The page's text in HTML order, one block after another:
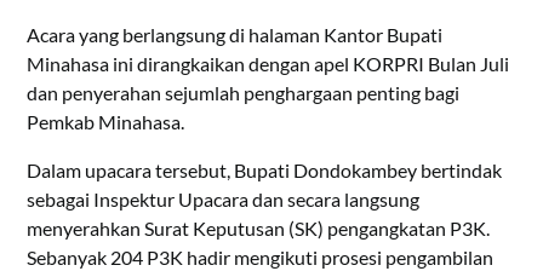
Acara yang berlangsung di halaman Kantor Bupati
Minahasa ini dirangkaikan dengan apel KORPRI Bulan Juli
dan penyerahan sejumlah penghargaan penting bagi
Pemkab Minahasa.
Dalam upacara tersebut, Bupati Dondokambey bertindak
sebagai Inspektur Upacara dan secara langsung
menyerahkan Surat Keputusan (SK) pengangkatan P3K.
Sebanyak 204 P3K hadir mengikuti prosesi pengambilan